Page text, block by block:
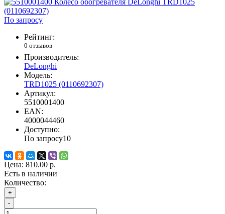
По запросу
Рейтинг:
0 отзывов
Производитель:
DeLonghi
Модель:
TRD1025 (0110692307)
Артикул:
5510001400
EAN:
4000044460
Доступно:
По запросу10
Цена: 810.00 р.
Есть в наличии
Количество:
+
-